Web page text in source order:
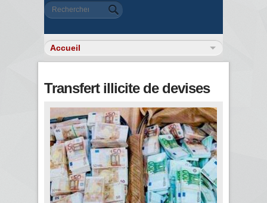
Formulaire de recherche
Rechercher
Transfert illicite de devises